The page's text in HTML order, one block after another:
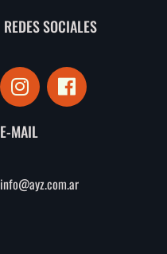
REDES SOCIALES
I
n
s
t
g
r
F
a
c
o
o
E-MAIL
info@ayz.com.ar